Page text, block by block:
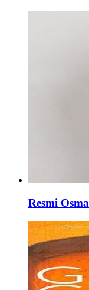
Resmi